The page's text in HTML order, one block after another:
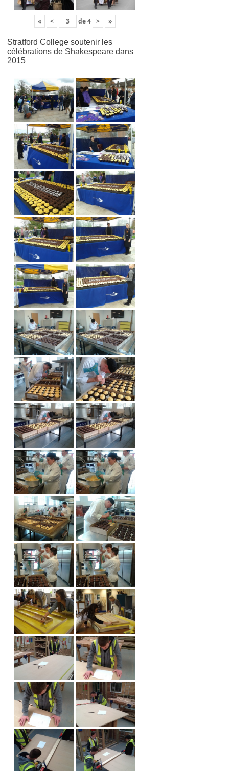
« < de4 > »
Stratford College soutenir les
célébrations de Shakespeare dans
2015